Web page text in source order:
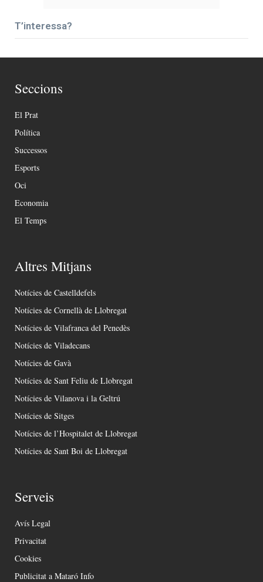
T’interessa?
Seccions
El Prat
Política
Successos
Esports
Oci
Economia
El Temps
Altres Mitjans
Notícies de Castelldefels
Notícies de Cornellà de Llobregat
Notícies de Vilafranca del Penedès
Notícies de Viladecans
Notícies de Gavà
Notícies de Sant Feliu de Llobregat
Notícies de Vilanova i la Geltrú
Notícies de Sitges
Notícies de l’Hospitalet de Llobregat
Notícies de Sant Boi de Llobregat
Serveis
Avís Legal
Privacitat
Cookies
Publicitat a Mataró Info